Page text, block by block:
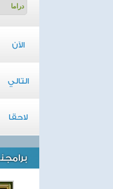
الآن
التالي
لاحقا